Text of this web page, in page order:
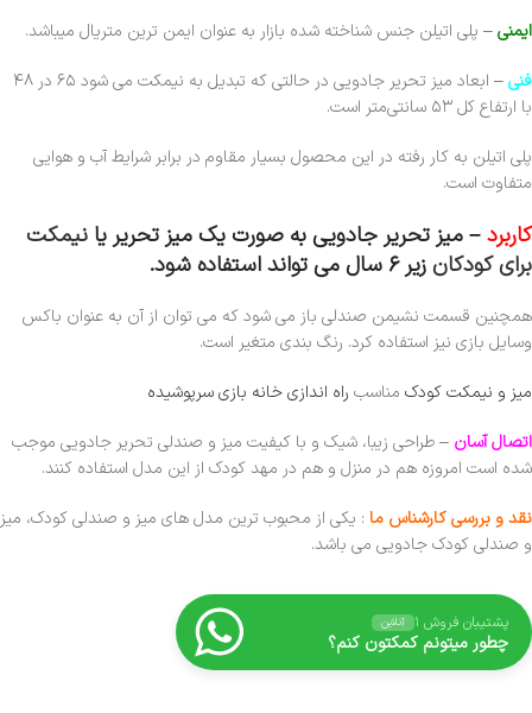
ایمنی– پلی اتیلن جنس شناخته شده بازار به عنوان ایمن ترین متریال میباشد.
فنی
– ابعاد میز تحریر جادویی در حالتی که تبدیل به نیمکت می شود ۶۵ در ۴۸
با ارتفاع کل ۵۳ سانتی‌متر است.
پلی اتیلن به کار رفته در این محصول بسیار مقاوم در برابر شرایط آب و هوایی
متفاوت است.
کاربرد– میز تحریر جادویی به صورت یک میز تحریر یا نیمکت
برای کودکان زیر ۶ سال می تواند استفاده شود.
همچنین قسمت نشیمن صندلی باز می شود که می توان از آن به عنوان باکس
وسایل بازی نیز استفاده کرد. رنگ بندی متغیر است.
میز و نیمکت کودک مناسب راه اندازی خانه بازی سرپوشیده
اتصال آسان – طراحی زیبا، شیک و با کیفیت میز و صندلی تحریر جادویی موجب
شده است امروزه هم در منزل و هم در مهد کودک از این مدل استفاده کنند.
نقد و بررسی کارشناس ما : یکی از محبوب ترین مدل های میز و صندلی کودک، میز
و صندلی کودک جادویی می باشد.
پشتیبان فروش ۱ آنلاین
چطور میتونم کمکتون کنم؟